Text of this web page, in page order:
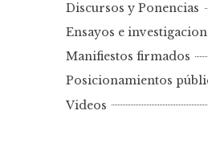
f
e
c
a
Discursos y Ponencias
Ensayos e
Manifiestos firmados
Posicionamientos
Videos